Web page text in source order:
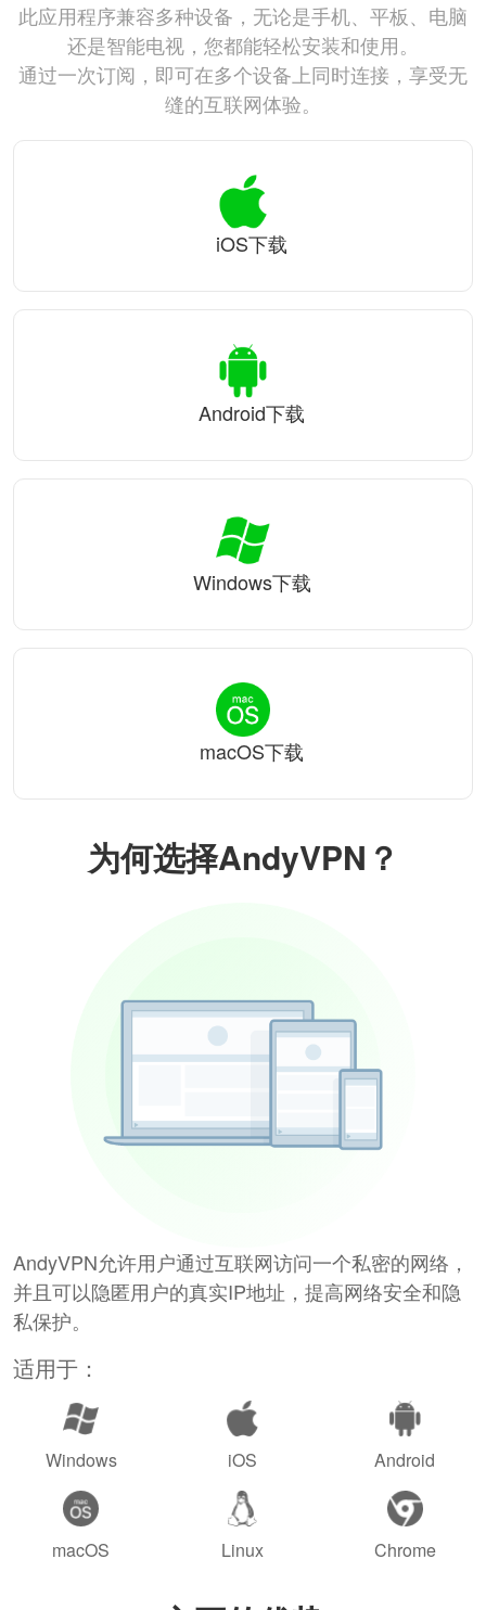
为何选择AndyVPN？
AndyVPN允许用户通过互联网访问一个私密的网络，
并且可以隐匿用户的真实IP地址，提高网络安全和隐
私保护。
适用于：
Windows iOS Android
macOS Linux Chrome
此应用程序兼容多种设备，无论是手机、平板、电脑
还是智能电视，您都能轻松安装和使用。
通过一次订阅，即可在多个设备上同时连接，享受无
缝的互联网体验。
iOS下载
Android下载
Windows下载
macOS下载